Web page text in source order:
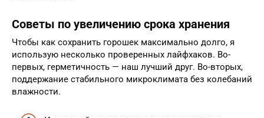
Советы по увеличению срока хранения
Чтобы как сохранить горошек максимально долго, я
использую несколько проверенных лайфхаков. Во-
первых, герметичность — наш лучший друг. Во-вторых,
поддержание стабильного микроклимата без колебаний
влажности.